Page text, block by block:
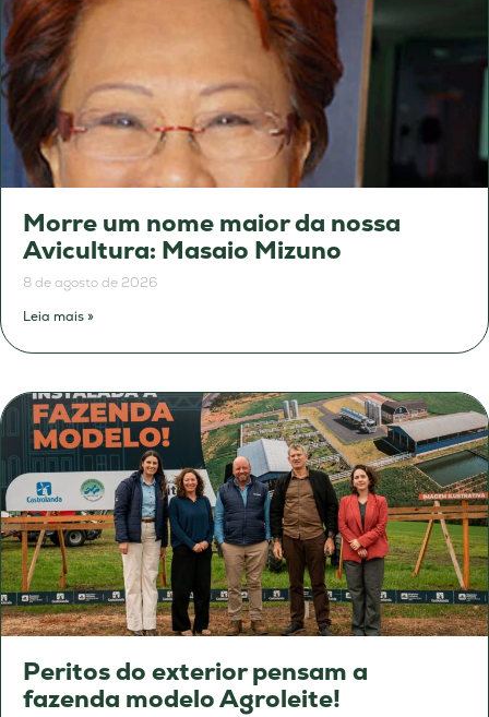
Morre um nome maior da nossa
Avicultura: Masaio Mizuno
8 de agosto de 2026
Leia mais »
Peritos do exterior pensam a
fazenda modelo Agroleite!